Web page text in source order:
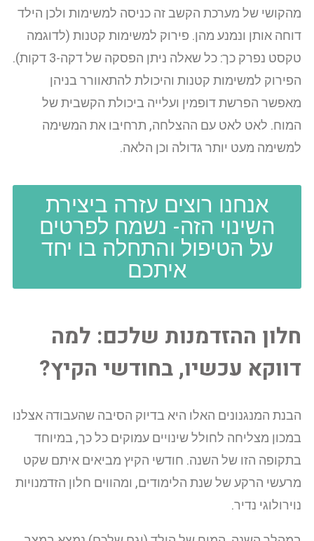
מהקושי של מערכת הקשב זה כניסה למשימות ולכן הילד
דוחה אותן ונמנע מהן. פירוק למשימות קטנות (לדוגמה
טקסט נפרק כך: כל שאלה ניתן הפסקה של דקה-3 דקות).
הפירוק למשימות קטנות והיכולת להתאוורר בניהן
מאפשר הפרשת דופמין ועלייה ביכולת הקשבית של
המוח. לאט לאט עם ההצלחה, תרחיבו את המשימה
למשימה מעט יותר גדולה וכן הלאה.
אנחנו רוצים עזרה ביצירת
השינוי הזה- נשמח לפרטים
על הטיפול והתחלה בו יחד
איתכם
חלון ההזדמנות שלכם: למה
דווקא עכשיו, בחודשי הקיץ?
הבנת המנגנונים האלו היא בדיוק הסיבה שהעבודה אצלנו
במכון מצליחה לחולל שינויים עמוקים כל כך, במיוחד
בתקופה הזו של השנה. חודשי הקיץ מביאים איתם שקט
מרעשי הרקע של שנת הלימודים, ומהווים חלון הזדמנויות
נוירולוגי נדיר.